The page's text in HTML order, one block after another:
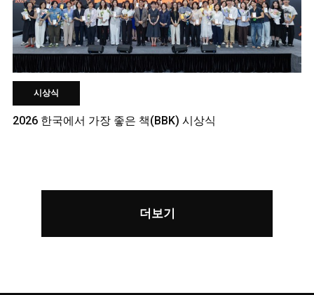
시상식
2026 한국에서 가장 좋은 책(BBK) 시상식
더보기